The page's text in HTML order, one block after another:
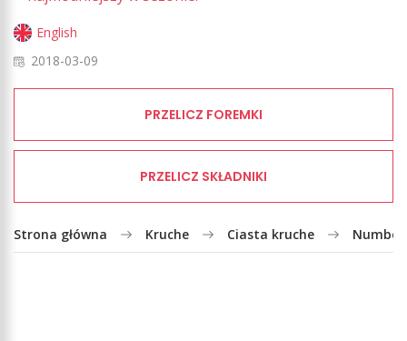
English
2018-03-09
PRZELICZ FOREMKI
PRZELICZ SKŁADNIKI
Strona główna Kruche Ciasta kruche